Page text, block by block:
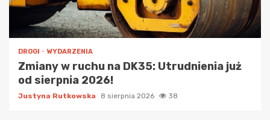
DROGI WYDARZENIA
Zmiany w ruchu na DK35: Utrudnienia już
od sierpnia 2026!
Justyna Rutkowska 8 sierpnia 2026 38